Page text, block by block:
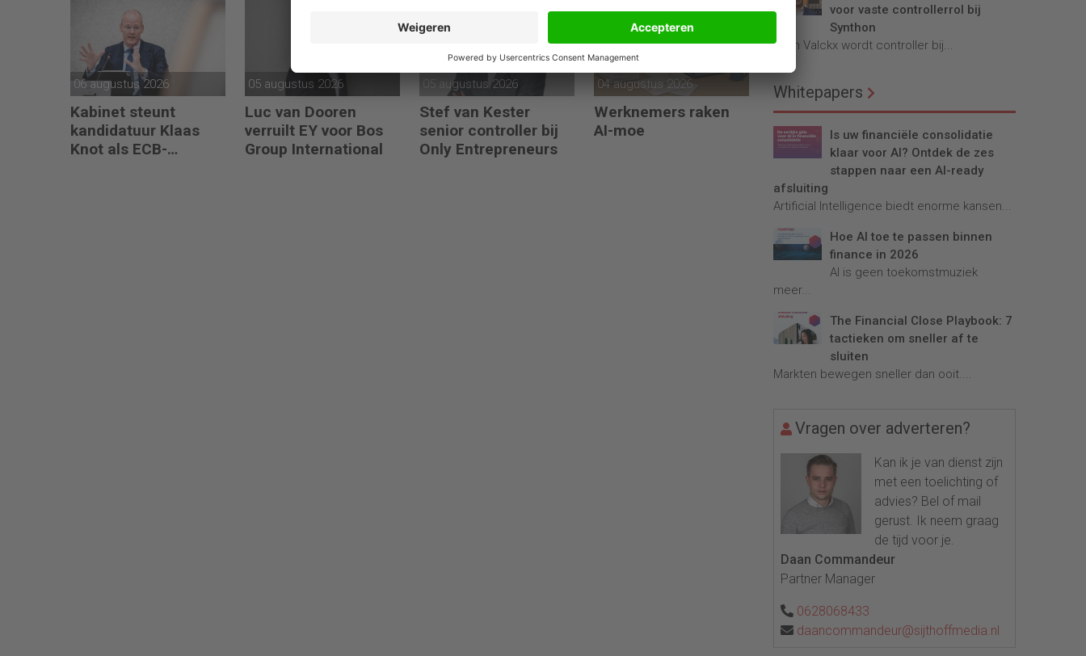
06 augustus 2026
Kabinet steunt
kandidatuur Klaas
Knot als ECB-
05 augustus 2026
Luc van Dooren
verruilt EY voor Bos
Group International
05 augustus 2026
Stef van Kester
senior controller bij
Only Entrepreneurs
04 augustus 2026
Werknemers raken
AI-moe
voor vaste controllerrol bij
Synthon
Teun Valckx wordt controller bij...
Whitepapers
Is uw financiële consolidatie
klaar voor AI? Ontdek de zes
stappen naar een AI-ready
afsluiting
Artificial Intelligence biedt enorme kansen...
Hoe AI toe te passen binnen
finance in 2026
AI is geen toekomstmuziek
meer...
The Financial Close Playbook: 7
tactieken om sneller af te
sluiten
Markten bewegen sneller dan ooit....
Vragen over adverteren?
Kan ik je van dienst zijn
met een toelichting of
advies? Bel of mail
gerust. Ik neem graag
de tijd voor je.
Daan Commandeur
Partner Manager
0628068433
daancommandeur@sijthoffmedia.nl